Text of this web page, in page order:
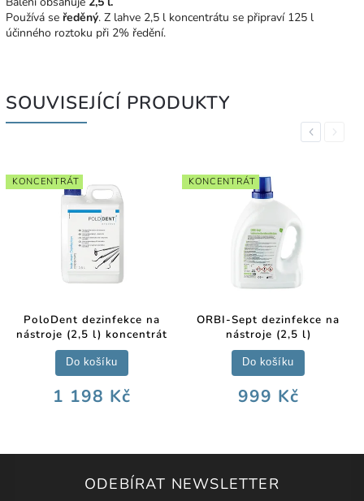
Používá se ředěný. Z lahve 2,5 l koncentrátu se připraví 125 l
účinného roztoku při 2% ředění.
SOUVISEJÍCÍ PRODUKTY
Previous
KONCENTRÁT
PoloDent dezinfekce na
nástroje (2,5 l) koncentrát
1 198 Kč
Do košíku
KONCENTRÁT
ORBI-Sept dezinfekce na
nástroje (2,5 l)
999 Kč
Do košíku
Next
ODEBÍRAT NEWSLETTER